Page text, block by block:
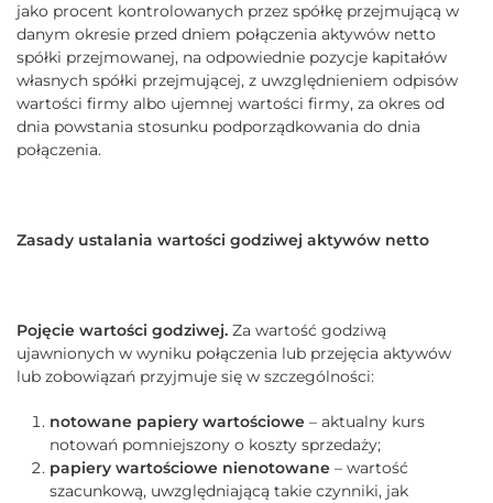
jako procent kontrolowanych przez spółkę przejmującą w
danym okresie przed dniem połączenia aktywów netto
spółki przejmowanej, na odpowiednie pozycje kapitałów
własnych spółki przejmującej, z uwzględnieniem odpisów
wartości firmy albo ujemnej wartości firmy, za okres od
dnia powstania stosunku podporządkowania do dnia
połączenia.
Zasady ustalania wartości godziwej aktywów netto
Pojęcie wartości godziwej. Za wartość godziwą
ujawnionych w wyniku połączenia lub przejęcia aktywów
lub zobowiązań przyjmuje się w szczególności:
notowane papiery wartościowe – aktualny kurs
notowań pomniejszony o koszty sprzedaży;
papiery wartościowe nienotowane – wartość
szacunkową, uwzględniającą takie czynniki, jak